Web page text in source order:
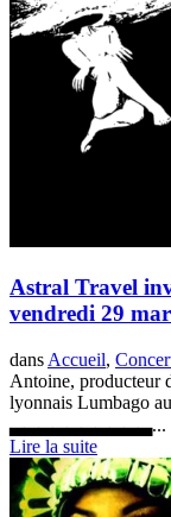
Astral Travel
vendredi 29
dans Accueil,
Antoine, producteur
lyonnais Lumbago
▃▃▃▃▃▃▃▃▃▃...
Lire la suite